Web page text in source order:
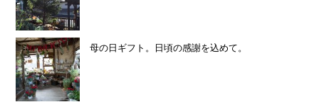
母の日ギフト。日頃の感謝を込めて。